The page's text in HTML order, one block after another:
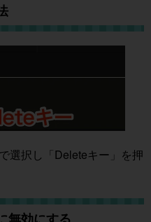
選択し「Deleteキー」を押
無効にする